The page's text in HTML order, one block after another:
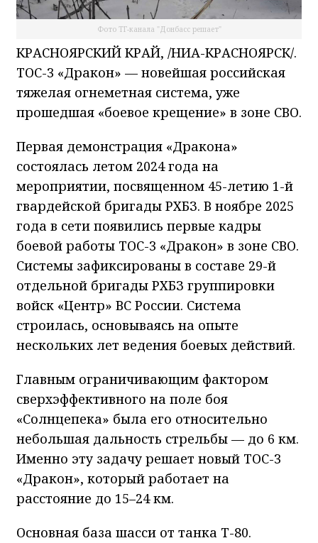
Фото ТГ-канала "Донбасс решает"
КРАСНОЯРСКИЙ КРАЙ, /НИА-КРАСНОЯРСК/.
ТОС-3 «Дракон» — новейшая российская
тяжелая огнеметная система, уже
прошедшая «боевое крещение» в зоне СВО.
Первая демонстрация «Дракона»
состоялась летом 2024 года на
мероприятии, посвященном 45-летию 1-й
гвардейской бригады РХБЗ. В ноябре 2025
года в сети появились первые кадры
боевой работы ТОС-3 «Дракон» в зоне СВО.
Системы зафиксированы в составе 29-й
отдельной бригады РХБЗ группировки
войск «Центр» ВС России. Система
строилась, основываясь на опыте
нескольких лет ведения боевых действий.
Главным ограничивающим фактором
сверхэффективного на поле боя
«Солнцепека» была его относительно
небольшая дальность стрельбы — до 6 км.
Именно эту задачу решает новый ТОС-3
«Дракон», который работает на
расстояние до 15–24 км.
Основная база шасси от танка Т-80.